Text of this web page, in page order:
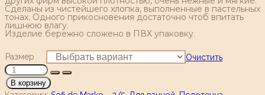
Сделаны из чистейшего хлопка, выполненные в пастельных
тонах. Одного прикосновения достаточно чтоб впитать
лишнюю влагу.
Изделие бережно сложено в ПВХ упаковку.
Размер Очистить
В корзину